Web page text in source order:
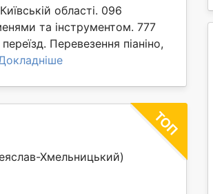
області. 096
та інструментом. 777
Перевезення піаніно,
Хмельницький)